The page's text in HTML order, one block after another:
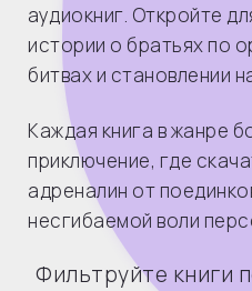
аудиокниг. Откройте
истории о братьях по
битвах и становлении
Каждая книга в жанре
приключение, где
адреналин от
несгибаемой воли
Фильтруйте книги